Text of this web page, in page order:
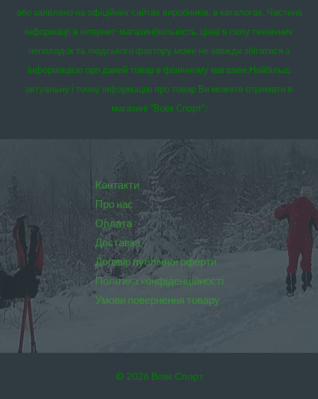
або заявлено на офіційних сайтах виробників, в каталогах. Частина
інформації в інтернет-магазині(кількість, ціна) в силу технічних
неполадок та людського фактору може не завжди збігатися з
інформацією про даний товар в фізичному магазині.Найбільш
актуальну і точну інформацію про товар Ви можете отримати в
магазині “Вовк Спорт”:
Контакти
Про нас
Оплата
Доставка
Договір публічної оферти
Політика конфіденційності
Умови повернення товару
© 2026 Вовк Спорт